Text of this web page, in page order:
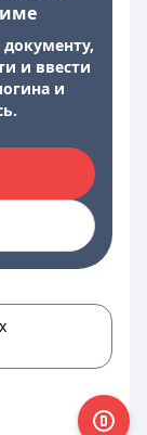
и ввести
и